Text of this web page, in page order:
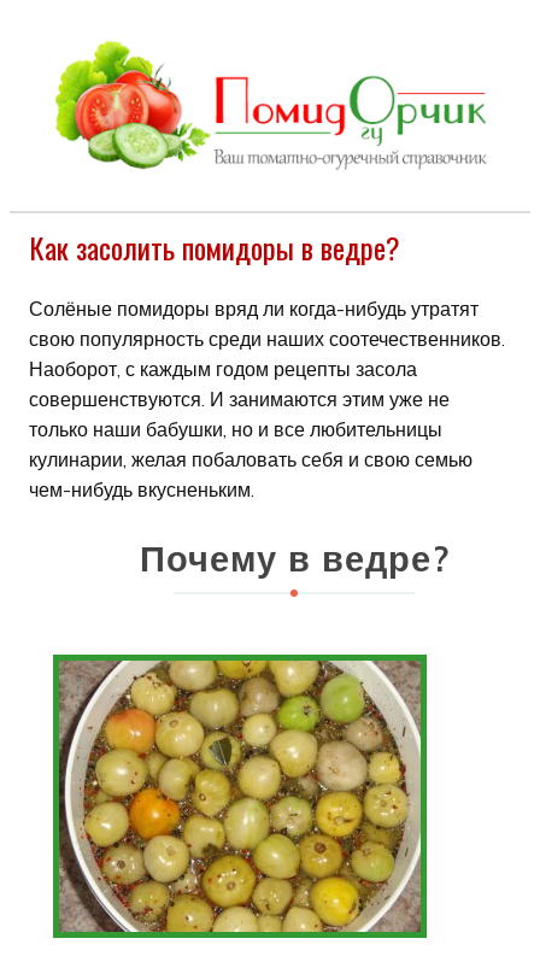
Как засолить помидоры в ведре?
Солёные помидоры вряд ли когда-нибудь утратят
свою популярность среди наших соотечественников.
Наоборот, с каждым годом рецепты засола
совершенствуются. И занимаются этим уже не
только наши бабушки, но и все любительницы
кулинарии, желая побаловать себя и свою семью
чем-нибудь вкусненьким.
Почему в ведре?